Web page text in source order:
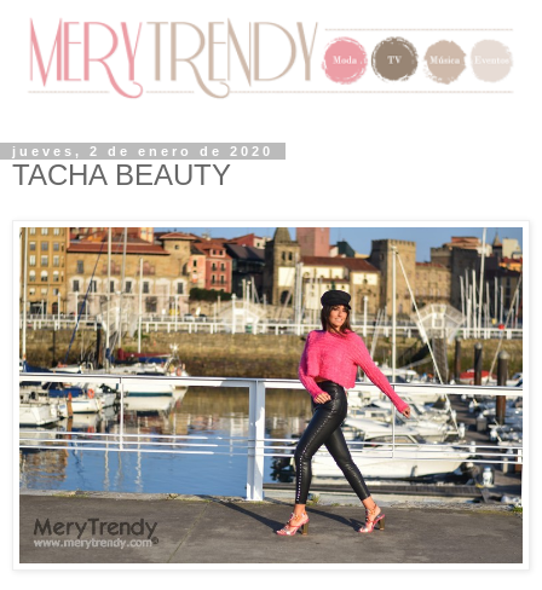
jueves, 2 de enero de 2020
TACHA BEAUTY